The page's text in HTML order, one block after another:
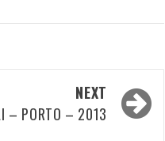
NEXT
– PORTO – 2013